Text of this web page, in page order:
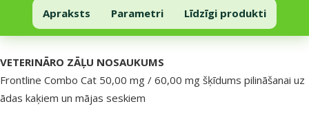
Līdzeklis pret blusām, ērcēm kaķiem – Frontline Combo Cat N3
Pievienot grozam
Apraksts Parametri Līdzīgi produkti
Uz lapas sākumu
superzoo.product.detail.content
VETERINĀRO ZĀĻU NOSAUKUMS
Frontline Combo Cat 50,00 mg / 60,00 mg šķīdums pilināšanai uz
ādas kaķiem un mājas seskiem